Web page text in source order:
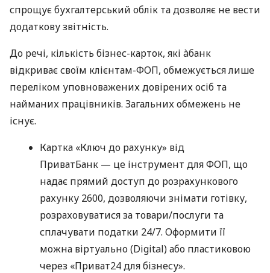
спрощує бухгалтерський облік та дозволяє не вести
додаткову звітність.
До речі, кількість бізнес-карток, які àбанк
відкриває своїм клієнтам-ФОП, обмежується лише
переліком уповноважених довірених осіб та
найманих працівників. Загальних обмежень не
існує.
Картка «Ключ до рахунку» від
ПриватБанк — це інструмент для ФОП, що
надає прямий доступ до розрахункового
рахунку 2600, дозволяючи знімати готівку,
розраховуватися за товари/послуги та
сплачувати податки 24/7. Оформити її
можна віртуально (Digital) або пластиковою
через «Приват24 для бізнесу».